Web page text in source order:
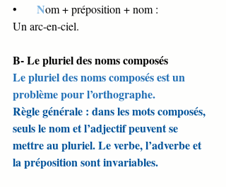
• Nom + préposition + nom :
Un arc-en-ciel.
B- Le pluriel des noms composés
Le pluriel des noms composés est un
problème pour l’orthographe.
Règle générale : dans les mots composés,
seuls le nom et l’adjectif peuvent se
mettre au pluriel. Le verbe, l’adverbe et
la préposition sont invariables.